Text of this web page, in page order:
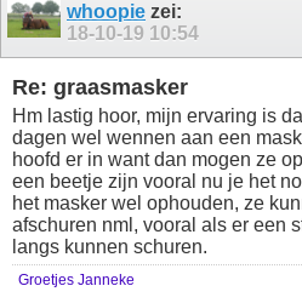
whoopie zei:
18-10-19 10:54
Re: graasmasker
Hm lastig hoor, mijn ervaring is
dagen wel wennen aan een
hoofd er in want dan mogen ze
een beetje zijn vooral nu je het
het masker wel ophouden, ze
afschuren nml, vooral als er een
langs kunnen schuren.
Groetjes Janneke